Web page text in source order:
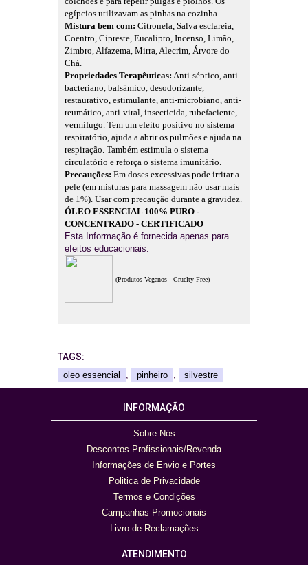
egípcios utilizavam as pinhas na cozinha.
Mistura bem com: Citronela, Salva esclareia,
Coentro, Cipreste, Eucalipto, Incenso, Limão,
Zimbro, Alfazema, Mirra, Alecrim, Árvore do
Chá.
Propriedades Terapêuticas: Anti-séptico, anti-
bacteriano, balsâmico, desodorizante,
restaurativo, estimulante, anti-microbiano, anti-
reumático, anti-viral, insecticida, rubefaciente,
vermífugo. Tem um efeito positivo no sistema
respiratório, ajuda a abrir os pulmões e ajuda na
respiração. Também estimula o sistema
circulatório e reforça o sistema imunitário.
Precauções: Em doses excessivas pode irritar a
pele (em misturas para massagem não usar mais
de 1%). Usar com precaução durante a gravidez.
ÓLEO ESSENCIAL 100% PURO -
CONCENTRADO - CERTIFICADO
Esta Informação é fornecida apenas para
efeitos educacionais.
(Produtos Veganos - Cruelty Free)
TAGS:
oleo essencial , pinheiro , silvestre
INFORMAÇÃO
Sobre Nós
Descontos Profissionais/Revenda
Informações de Envio e Portes
Politica de Privacidade
Termos e Condições
Campanhas Promocionais
Livro de Reclamações
ATENDIMENTO